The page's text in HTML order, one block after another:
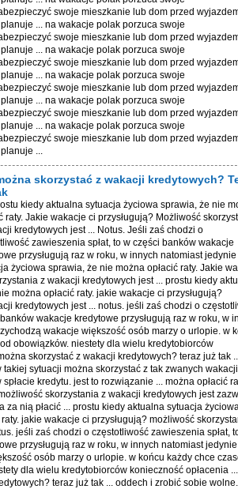
swoje mieszkanie lub dom przed
... na wakacje polak porzuca swoje
swoje mieszkanie lub dom przed
... na wakacje polak porzuca swoje
swoje mieszkanie lub dom przed
... na wakacje polak porzuca swoje
swoje mieszkanie lub dom przed
... na wakacje polak porzuca swoje
swoje mieszkanie lub dom przed
... na wakacje polak porzuca swoje
swoje mieszkanie lub dom przed
...
skorzystać z wakacji kredytowych?
kiedy aktualna sytuacja życiowa sprawia, że nie
raty. Jakie wakacje ci przysługują? Możliwość
kredytowych jest ... Notus. Jeśli zaś chodzi o
zawieszenia spłat, to w części banków wakacje
przysługują raz w roku, w innych natomiast
życiowa sprawia, że nie można opłacić raty. Jakie
z wakacji kredytowych jest ... prostu kiedy
można opłacić raty. jakie wakacje ci przysługują?
kredytowych jest ... notus. jeśli zaś chodzi o
wakacje kredytowe przysługują raz w roku, w
wakacje większość osób marzy o urlopie. w
obowiązków. niestety dla wielu kredytobiorców
skorzystać z wakacji kredytowych? teraz już tak
sytuacji można skorzystać z tak zwanych wakacji
kredytu. jest to rozwiązanie ... można opłacić
skorzystania z wakacji kredytowych jest
za nią płacić ... prostu kiedy aktualna sytuacja
jakie wakacje ci przysługują? możliwość
jeśli zaś chodzi o częstotliwość zawieszenia spłat,
przysługują raz w roku, w innych natomiast
osób marzy o urlopie. w końcu każdy chce
dla wielu kredytobiorców konieczność opłacenia
teraz już tak ... oddech i zrobić sobie